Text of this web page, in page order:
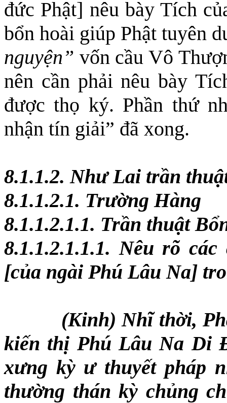
đức Phật] nêu bày Tích
bổn hoài giúp Phật tuyên
nguyện” vốn cầu Vô
nên cần phải nêu bày
được thọ ký. Phần thứ
nhận tín giải” đã xong.
8.1.1.2. Như Lai trần
8.1.1.2.1. Trường Hàng
8.1.1.2.1.1. Trần thuật
8.1.1.2.1.1.1. Nêu rõ
[của ngài Phú Lâu Na]
(Kinh) Nhĩ thời,
kiến thị Phú Lâu Na Di
xưng kỳ ư thuyết pháp
thường thán kỳ chủng